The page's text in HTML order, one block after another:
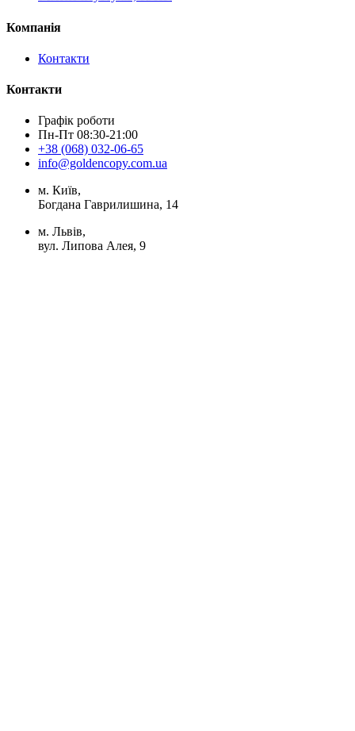
Компанія
Контакти
Контакти
Графік роботи
Пн-Пт 08:30-21:00
+38 (068) 032-06-65
info@goldencopy.com.ua
м. Київ,
Богдана Гаврилишина, 14
м. Львів,
вул. Липова Алея, 9